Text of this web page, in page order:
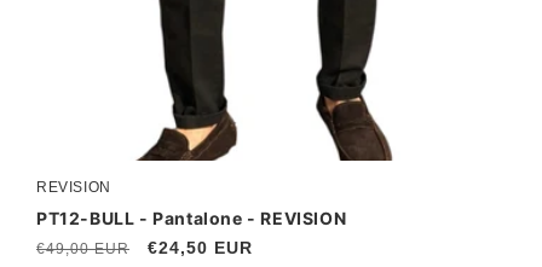
Produttore:
REVISION
PT12-BULL - Pantalone - REVISION
Prezzo
€49,00 EUR
Prezzo
€24,50 EUR